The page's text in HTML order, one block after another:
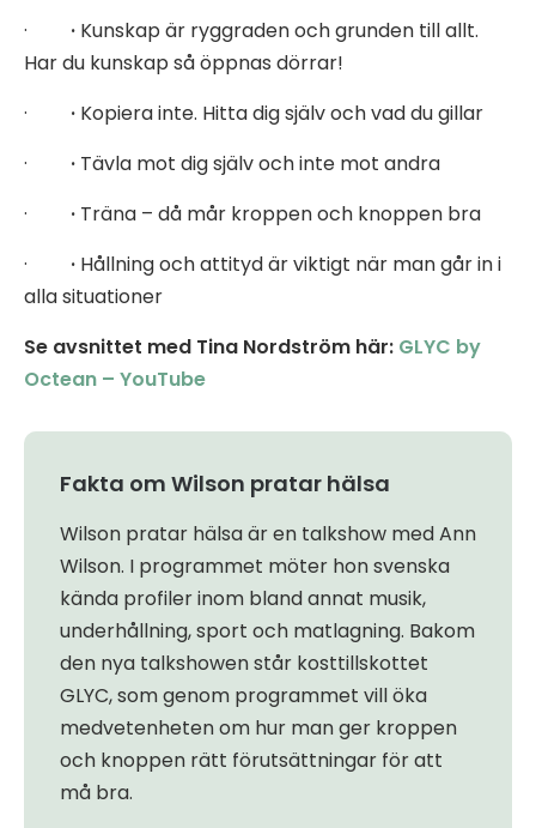
· · Kunskap är ryggraden och grunden till allt.
Har du kunskap så öppnas dörrar!
· · Kopiera inte. Hitta dig själv och vad du gillar
· · Tävla mot dig själv och inte mot andra
· · Träna – då mår kroppen och knoppen bra
· · Hållning och attityd är viktigt när man går in i
alla situationer
Se avsnittet med Tina Nordström här: GLYC by
Octean – YouTube
Fakta om Wilson pratar hälsa
Wilson pratar hälsa är en talkshow med Ann
Wilson. I programmet möter hon svenska
kända profiler inom bland annat musik,
underhållning, sport och matlagning. Bakom
den nya talkshowen står kosttillskottet
GLYC, som genom programmet vill öka
medvetenheten om hur man ger kroppen
och knoppen rätt förutsättningar för att
må bra.